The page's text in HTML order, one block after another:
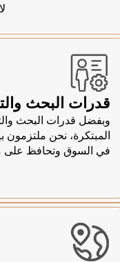
قدرات البحث
وبفضل قدرات البحث
المبتكرة، نحن
في السوق وتحافظ على